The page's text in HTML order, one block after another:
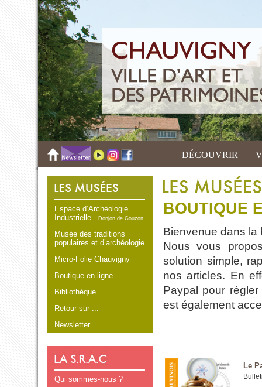
DÉCOUVRIR
Espace d’Archéologie
Industrielle -Donjon de Gouzon
Musée des traditions
populaires et d’archéologie
Micro-Folie Chauvigny
Boutique en ligne
Bibliothèque
Retour sur ...
Newsletter
Qui sommes-nous ?
BOUTIQUE
Bienvenue dans la
Nous vous
solution simple,
nos articles. En
Paypal pour
est également
Le